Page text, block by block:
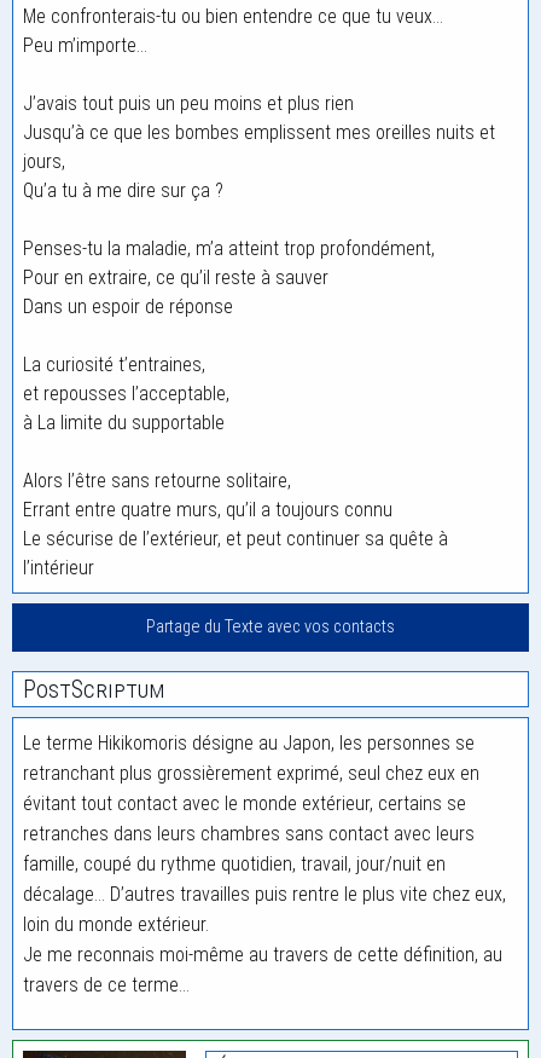
Me confronterais-tu ou bien entendre ce que tu veux…
Peu m’importe…
J’avais tout puis un peu moins et plus rien
Jusqu’à ce que les bombes emplissent mes oreilles nuits et
jours,
Qu’a tu à me dire sur ça ?
Penses-tu la maladie, m’a atteint trop profondément,
Pour en extraire, ce qu’il reste à sauver
Dans un espoir de réponse
La curiosité t’entraines,
et repousses l’acceptable,
à La limite du supportable
Alors l’être sans retourne solitaire,
Errant entre quatre murs, qu’il a toujours connu
Le sécurise de l’extérieur, et peut continuer sa quête à
l’intérieur
Partage du Texte avec vos contacts
PostScriptum
Le terme Hikikomoris désigne au Japon, les personnes se
retranchant plus grossièrement exprimé, seul chez eux en
évitant tout contact avec le monde extérieur, certains se
retranches dans leurs chambres sans contact avec leurs
famille, coupé du rythme quotidien, travail, jour/nuit en
décalage… D’autres travailles puis rentre le plus vite chez eux,
loin du monde extérieur.
Je me reconnais moi-même au travers de cette définition, au
travers de ce terme…